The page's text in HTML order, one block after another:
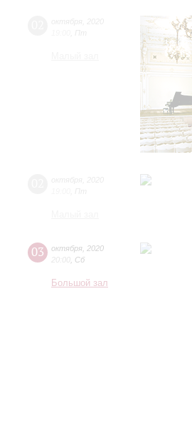
03 октября 2020
20:00 Сб
Большой зал